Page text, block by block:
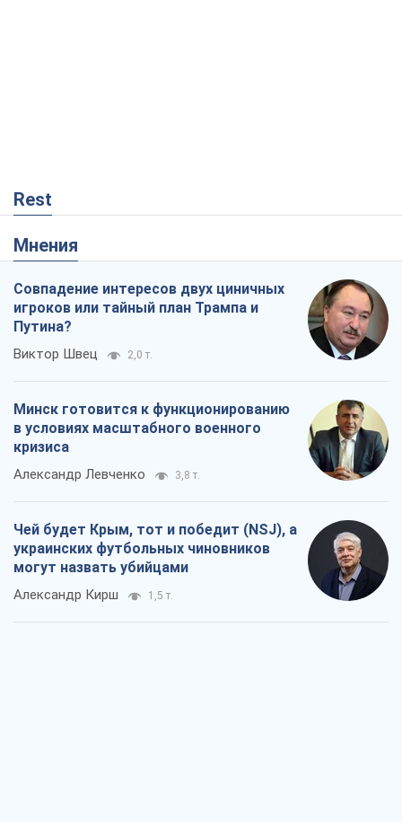
Rest
Мнения
Совпадение интересов двух циничных
игроков или тайный план Трампа и
Путина?
Виктор Швец 2,0 т.
Минск готовится к функционированию
в условиях масштабного военного
кризиса
Александр Левченко 3,8 т.
Чей будет Крым, тот и победит (NSJ), а
украинских футбольных чиновников
могут назвать убийцами
Александр Кирш 1,5 т.